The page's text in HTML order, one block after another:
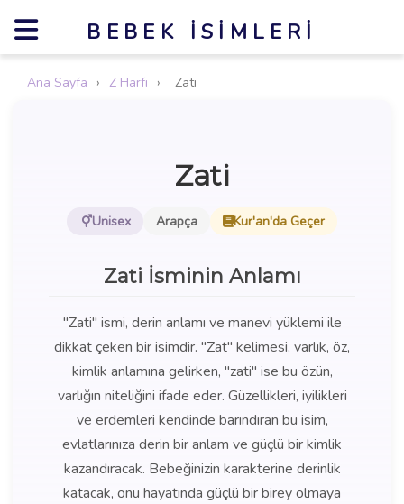
BEBEK İSIMLERI
Ana Sayfa › Z Harfi › Zati
Zati
Unisex Arapça Kur'an'da Geçer
Zati İsminin Anlamı
"Zati" ismi, derin anlamı ve manevi yüklemi ile
dikkat çeken bir isimdir. "Zat" kelimesi, varlık, öz,
kimlik anlamına gelirken, "zati" ise bu özün,
varlığın niteliğini ifade eder. Güzellikleri, iyilikleri
ve erdemleri kendinde barındıran bu isim,
evlatlarınıza derin bir anlam ve güçlü bir kimlik
kazandıracak. Bebeğinizin karakterine derinlik
katacak, onu hayatında güçlü bir birey olmaya